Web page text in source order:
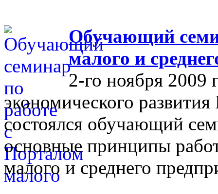
Обучающий
малого и
2-го ноября 2009
экономического
состоялся обучающий
основные принципы
малого и среднего